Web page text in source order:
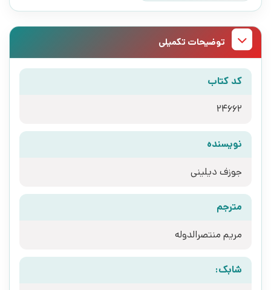
توضیحات تکمیلی
کد کتاب
24662
نویسنده
جوزف دیلینی
مترجم
مریم منتصرالدوله
شابک: